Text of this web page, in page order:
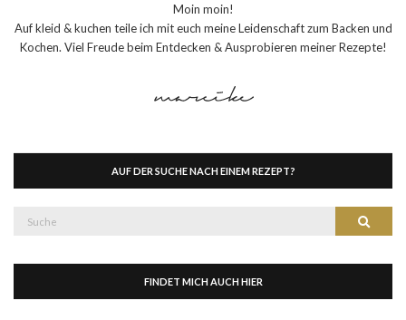
Moin moin!
Auf kleid & kuchen teile ich mit euch meine Leidenschaft zum Backen und
Kochen. Viel Freude beim Entdecken & Ausprobieren meiner Rezepte!
AUF DER SUCHE NACH EINEM REZEPT?
Suche
FINDET MICH AUCH HIER